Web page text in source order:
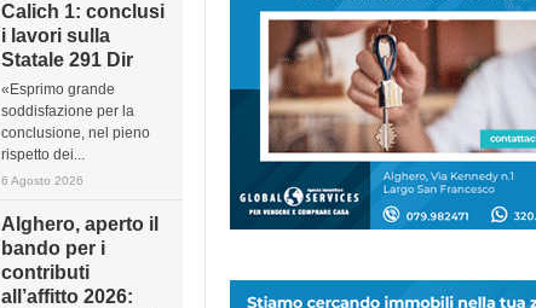
Calich 1: conclusi
i lavori sulla
Statale 291 Dir
«Esprimo grande
soddisfazione per la
conclusione, nel pieno
rispetto dei...
6 Agosto 2026
Alghero, aperto il
bando per i
contributi
all’affitto 2026: